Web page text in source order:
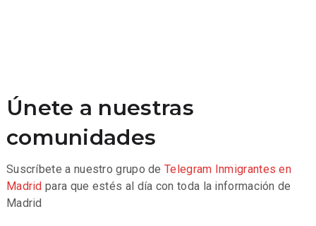
Únete a nuestras
comunidades
Suscríbete a nuestro grupo deTelegram Inmigrantes en
Madrid para que estés al día con toda la información de
Madrid